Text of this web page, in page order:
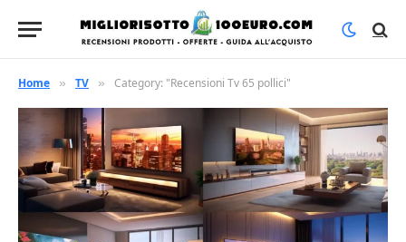
Home » TV » Category: "Recensioni Tv 65 pollici"